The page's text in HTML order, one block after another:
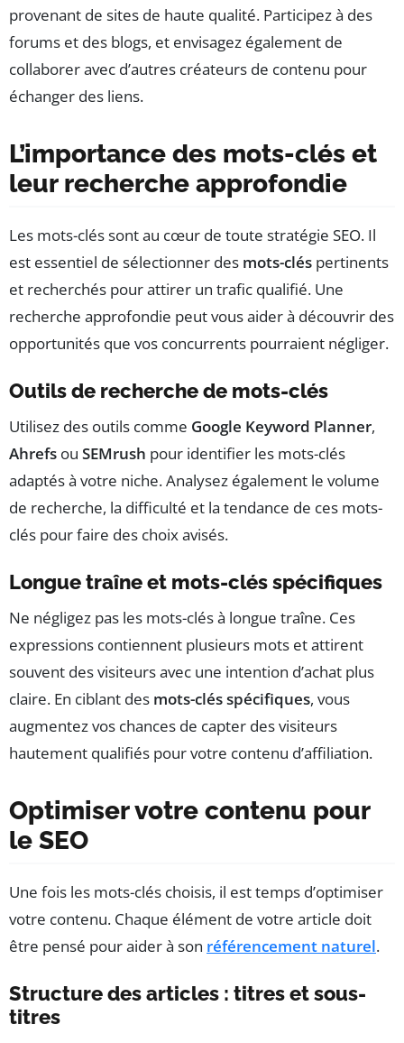
provenant de sites de haute qualité. Participez à des
forums et des blogs, et envisagez également de
collaborer avec d’autres créateurs de contenu pour
échanger des liens.
L’importance des mots-clés et
leur recherche approfondie
Les mots-clés sont au cœur de toute stratégie SEO. Il
est essentiel de sélectionner des mots-clés pertinents
et recherchés pour attirer un trafic qualifié. Une
recherche approfondie peut vous aider à découvrir des
opportunités que vos concurrents pourraient négliger.
Outils de recherche de mots-clés
Utilisez des outils comme Google Keyword Planner,
Ahrefs ou SEMrush pour identifier les mots-clés
adaptés à votre niche. Analysez également le volume
de recherche, la difficulté et la tendance de ces mots-
clés pour faire des choix avisés.
Longue traîne et mots-clés spécifiques
Ne négligez pas les mots-clés à longue traîne. Ces
expressions contiennent plusieurs mots et attirent
souvent des visiteurs avec une intention d’achat plus
claire. En ciblant des mots-clés spécifiques, vous
augmentez vos chances de capter des visiteurs
hautement qualifiés pour votre contenu d’affiliation.
Optimiser votre contenu pour
le SEO
Une fois les mots-clés choisis, il est temps d’optimiser
votre contenu. Chaque élément de votre article doit
être pensé pour aider à son référencement naturel.
Structure des articles : titres et sous-
titres